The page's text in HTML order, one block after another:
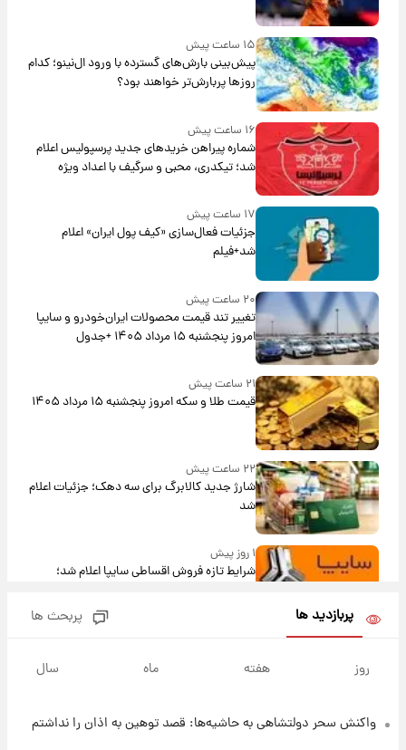
۱۵ ساعت پیش
پیش‌بینی بارش‌های گسترده با ورود ال‌نینو؛ کدام
روزها پربارش‌تر خواهند بود؟
۱۶ ساعت پیش
شماره پیراهن خریدهای جدید پرسپولیس اعلام
شد؛ تیکدری، محبی و سرگیف با اعداد ویژه
۱۷ ساعت پیش
جزئیات فعال‌سازی «کیف پول ایران» اعلام
شد+فیلم
۲۰ ساعت پیش
تغییر تند قیمت محصولات ایران‌خودرو و سایپا
امروز پنجشنبه ۱۵ مرداد ۱۴۰۵ +جدول
۲۱ ساعت پیش
قیمت طلا و سکه امروز پنجشنبه ۱۵ مرداد ۱۴۰۵
۲۲ ساعت پیش
شارژ جدید کالابرگ برای سه دهک؛ جزئیات اعلام
شد
۱ روز پیش
شرایط تازه فروش اقساطی سایپا اعلام شد؛
قیمت سکه و طلا فردا
۱ روز پیش
پربازدید ها پربحث ها
روز هفته ماه سال
واکنش سحر دولتشاهی به حاشیه‌ها: قصد توهین به اذان را نداشتم